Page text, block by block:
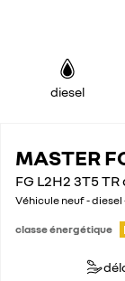
diesel
MASTER
FG L2H2 3T5
Véhicule neuf -
classe énergétique